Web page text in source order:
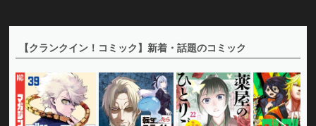
【クランクイン！コミック】新着・話題のコミック